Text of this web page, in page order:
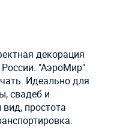
декорация
"АэроМир"
Идеально для
свадеб и
простота